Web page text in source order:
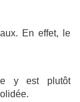
En effet, le
y est plutôt